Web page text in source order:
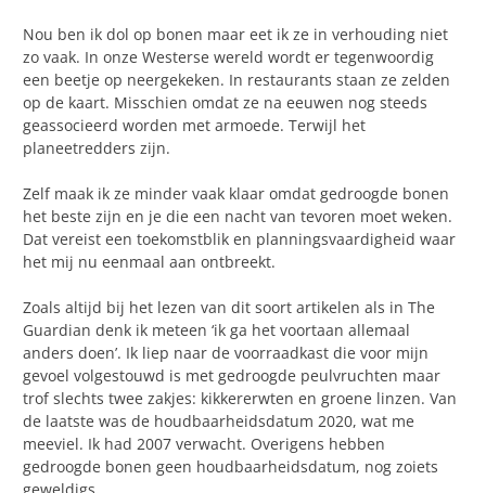
Nou ben ik dol op bonen maar eet ik ze in verhouding niet
zo vaak. In onze Westerse wereld wordt er tegenwoordig
een beetje op neergekeken. In restaurants staan ze zelden
op de kaart. Misschien omdat ze na eeuwen nog steeds
geassocieerd worden met armoede. Terwijl het
planeetredders zijn.
Zelf maak ik ze minder vaak klaar omdat gedroogde bonen
het beste zijn en je die een nacht van tevoren moet weken.
Dat vereist een toekomstblik en planningsvaardigheid waar
het mij nu eenmaal aan ontbreekt.
Zoals altijd bij het lezen van dit soort artikelen als in The
Guardian denk ik meteen ‘ik ga het voortaan allemaal
anders doen’. Ik liep naar de voorraadkast die voor mijn
gevoel volgestouwd is met gedroogde peulvruchten maar
trof slechts twee zakjes: kikkererwten en groene linzen. Van
de laatste was de houdbaarheidsdatum 2020, wat me
meeviel. Ik had 2007 verwacht. Overigens hebben
gedroogde bonen geen houdbaarheidsdatum, nog zoiets
geweldigs.